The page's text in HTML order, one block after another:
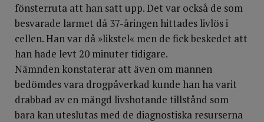
fönsterruta att han satt upp. Det var också de som
besvarade larmet då 37-åringen hittades livlös i
cellen. Han var då »likstel« men de fick beskedet att
han hade levt 20 minuter tidigare.
Nämnden konstaterar att även om mannen
bedömdes vara drogpåverkad kunde han ha varit
drabbad av en mängd livshotande tillstånd som
bara kan uteslutas med de diagnostiska resurserna